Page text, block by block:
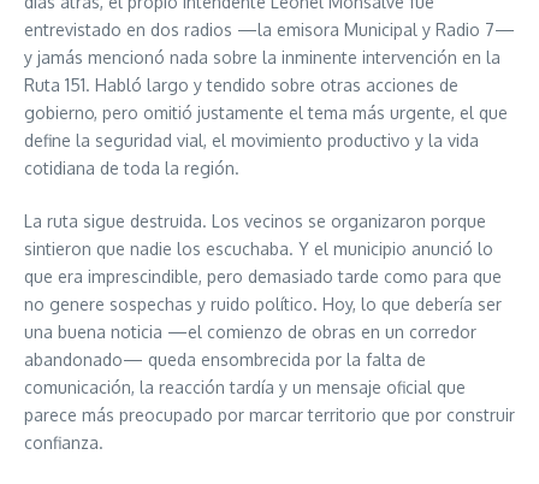
entrevistado en dos radios —la emisora Municipal y Radio 7—
y jamás mencionó nada sobre la inminente intervención en la
Ruta 151. Habló largo y tendido sobre otras acciones de
gobierno, pero omitió justamente el tema más urgente, el que
define la seguridad vial, el movimiento productivo y la vida
cotidiana de toda la región.
La ruta sigue destruida. Los vecinos se organizaron porque
sintieron que nadie los escuchaba. Y el municipio anunció lo
que era imprescindible, pero demasiado tarde como para que
no genere sospechas y ruido político. Hoy, lo que debería ser
una buena noticia —el comienzo de obras en un corredor
abandonado— queda ensombrecida por la falta de
comunicación, la reacción tardía y un mensaje oficial que
parece más preocupado por marcar territorio que por construir
confianza.